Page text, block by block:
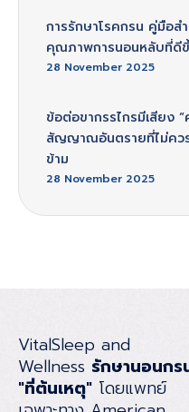
การรักษาโรคกรน คู่มือส
คุณภาพการนอนหลับที่ดี
28 November 2025
ข้อต่อขากรรไกรมีเสียง “
สัญญาณอันตรายที่ไม่คว
ข้าม
28 November 2025
VitalSleep and
Wellness รักษานอนกร
"ที่ต้นเหตุ" โดยแพทย์